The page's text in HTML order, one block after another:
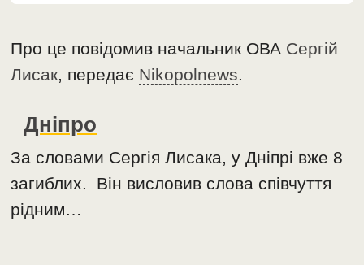
Про це повідомив начальник ОВА Сергій
Лисак, передає Nikopolnews.
Дніпро
За словами Сергія Лисака, у Дніпрі вже 8
загиблих. Він висловив слова співчуття
рідним…